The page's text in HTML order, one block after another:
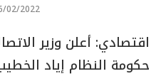
02/2022
اقتصادي: أعلن وزير
حكومة النظام إياد